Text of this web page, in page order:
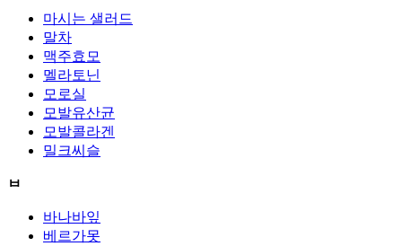
마시는 샐러드
말차
맥주효모
멜라토닌
모로실
모발유산균
모발콜라겐
밀크씨슬
ㅂ
바나바잎
베르가못